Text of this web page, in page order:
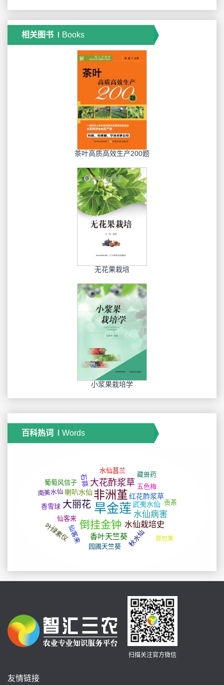
相关图书 Books
茶叶高质高效生产200题
无花果栽培
小浆果栽培学
百科热词 Words
扫描关注官方微信
友情链接